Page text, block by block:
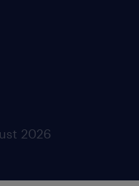
2026